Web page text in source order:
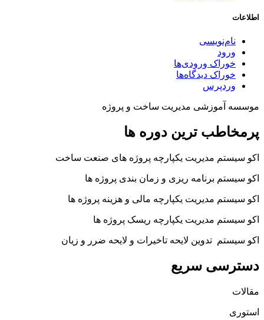
اطلاعات
نام‌نویسی
ورود
خوراک ورودی‌ها
خوراک دیدگاه‌ها
وردپرس
موسسه آموزشی مدیریت ساخت و پروژه
پرمخاطب ترین دوره ها
اکو سیستم مدیریت یکپارچه پروژه های صنعت ساخت
اکو سیستم برنامه ریزی و زمان بندی پروژه ها
اکو سیستم مدیریت یکپارچه مالی و هزینه پروژه ها
اکو سیستم مدیریت یکپارچه ریسک پروژه ها
اکو سیستم تدوین لایحه تاخیرات و لایحه ضرر و زیان
دسترسی سریع
مقالات
استوری